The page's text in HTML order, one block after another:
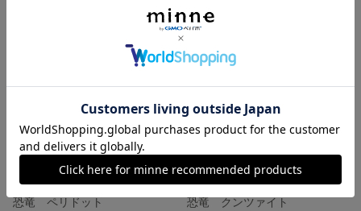
恐竜 ペリドット
恐竜 クンツァイト